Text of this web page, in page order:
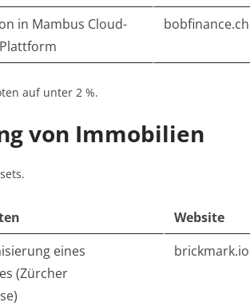
in Mambus Cloud-
bobfinance.ch
auf unter 2 %.
von Immobilien
Website
eines
(Zürcher
brickmark.io